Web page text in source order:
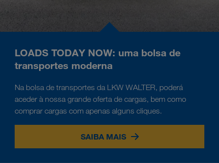
LOADS TODAY NOW: uma bolsa de
transportes moderna
Na bolsa de transportes da LKW WALTER, poderá
aceder à nossa grande oferta de cargas, bem como
comprar cargas com apenas alguns cliques.
SAIBA MAIS